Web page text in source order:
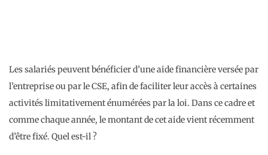
Les salariés peuvent bénéficier d’une aide financière versée par
l’entreprise ou par le CSE, afin de faciliter leur accès à certaines
activités limitativement énumérées par la loi. Dans ce cadre et
comme chaque année, le montant de cet aide vient récemment
d’être fixé. Quel est-il ?